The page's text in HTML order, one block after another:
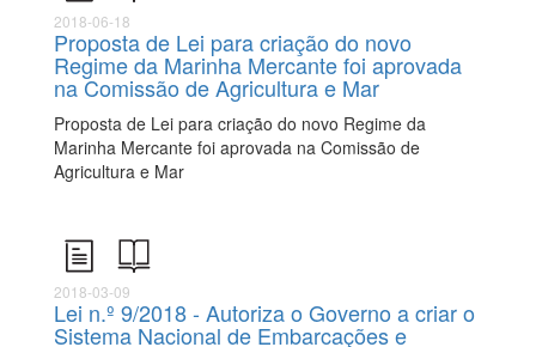
2018-06-18
Proposta de Lei para criação do novo
Regime da Marinha Mercante foi aprovada
na Comissão de Agricultura e Mar
Proposta de Lei para criação do novo Regime da
Marinha Mercante foi aprovada na Comissão de
Agricultura e Mar
2018-03-09
Lei n.º 9/2018 - Autoriza o Governo a criar o
Sistema Nacional de Embarcações e